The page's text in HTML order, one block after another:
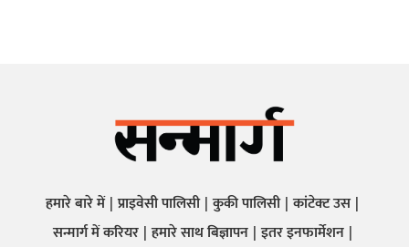
हमारे बारे में प्राइवेसी पालिसी कुकी पालिसी कांटेक्ट उस
सन्मार्ग में करियर हमारे साथ बिज्ञापन इतर इनफार्मेशन